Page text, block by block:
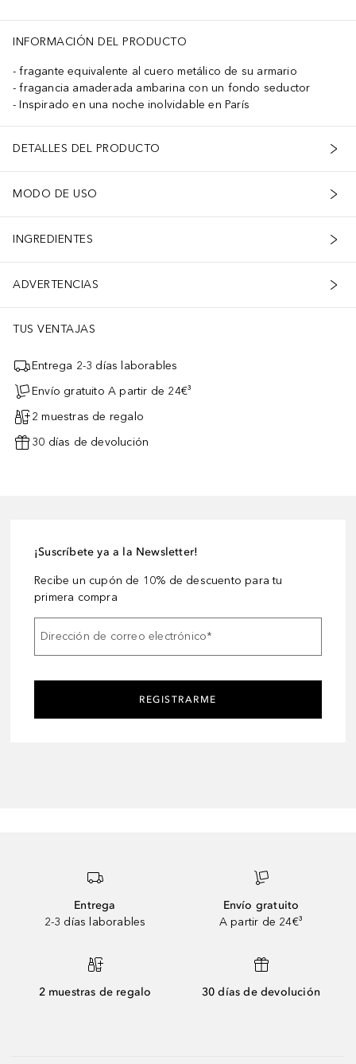
INFORMACIÓN DEL PRODUCTO
fragante equivalente al cuero metálico de su armario
fragancia amaderada ambarina con un fondo seductor
Inspirado en una noche inolvidable en París
DETALLES DEL PRODUCTO
MODO DE USO
INGREDIENTES
ADVERTENCIAS
TUS VENTAJAS
Entrega 2-3 días laborables
Envío gratuito A partir de 24€³
2 muestras de regalo
30 días de devolución
¡Suscríbete ya a la Newsletter!
Recibe un cupón de 10% de descuento para tu
primera compra
Dirección de correo electrónico*
REGISTRARME
Entrega
2-3 días laborables
Envío gratuito
A partir de 24€³
2 muestras de regalo 30 días de devolución